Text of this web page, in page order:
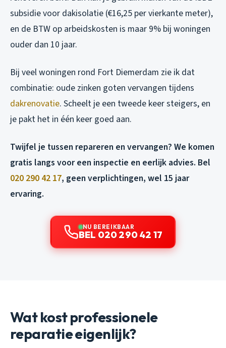
subsidie voor dakisolatie (€16,25 per vierkante meter),
en de BTW op arbeidskosten is maar 9% bij woningen
ouder dan 10 jaar.
Bij veel woningen rond Fort Diemerdam zie ik dat
combinatie: oude zinken goten vervangen tijdens
dakrenovatie. Scheelt je een tweede keer steigers, en
je pakt het in één keer goed aan.
Twijfel je tussen repareren en vervangen? We komen
gratis langs voor een inspectie en eerlijk advies. Bel
020 290 42 17, geen verplichtingen, wel 15 jaar
ervaring.
NU BEREIKBAAR
BEL 020 290 42 17
Wat kost professionele
reparatie eigenlijk?